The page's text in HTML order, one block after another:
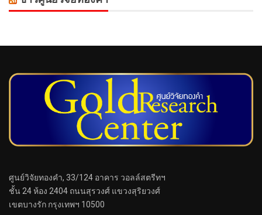
ศูนย์วิจัยทองคำ, 33/124 อาคาร วอลล์สตรีทฯ
ชั้น 24 ห้อง 2404 ถนนสุรวงศ์ แขวงสุริยวงศ์
เขตบางรัก กรุงเทพฯ 10500